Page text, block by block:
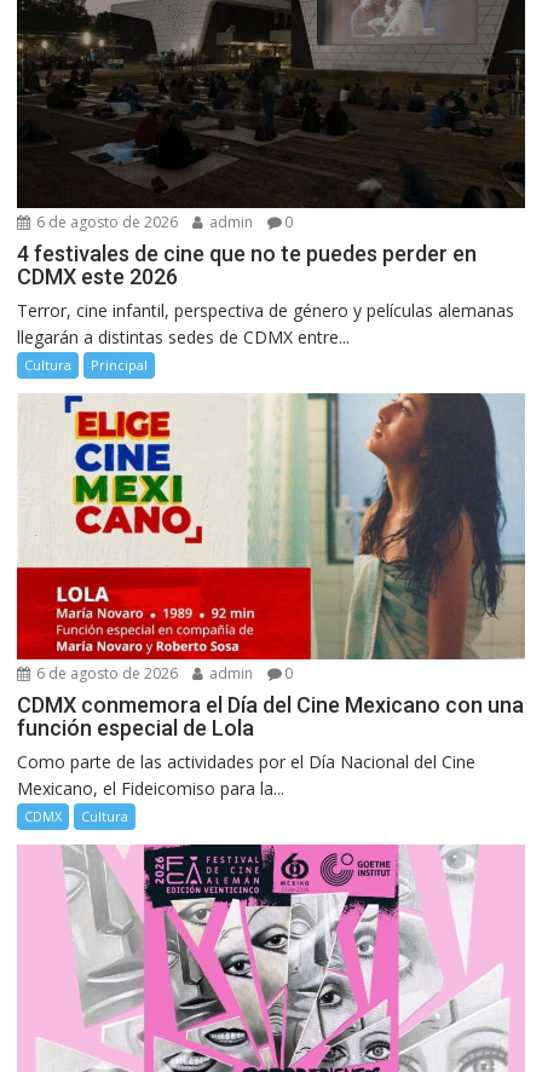
6 de agosto de 2026 admin 0
4 festivales de cine que no te puedes perder en
CDMX este 2026
Terror, cine infantil, perspectiva de género y películas alemanas
llegarán a distintas sedes de CDMX entre...
Cultura Principal
6 de agosto de 2026 admin 0
CDMX conmemora el Día del Cine Mexicano con una
función especial de Lola
Como parte de las actividades por el Día Nacional del Cine
Mexicano, el Fideicomiso para la...
CDMX Cultura